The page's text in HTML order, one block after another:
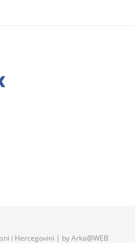
i Hercegovini | by Arka@WEB